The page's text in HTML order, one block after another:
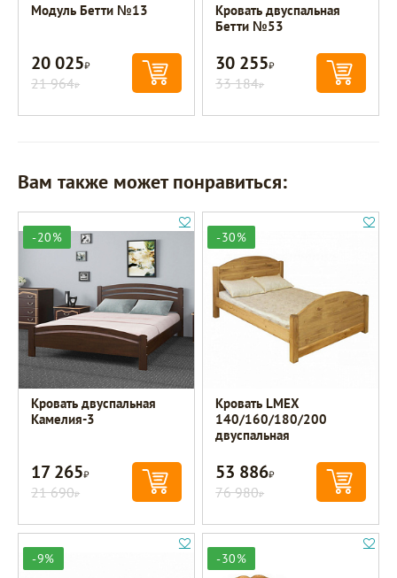
Модуль Бетти №13
20 025Р
21 964Р
Кровать двуспальная
Бетти №53
30 255Р
33 184Р
Вам также может понравиться:
-20%
Кровать двуспальная
Камелия-3
17 265Р
21 690Р
-30%
Кровать LMEX
140/160/180/200
двуспальная
53 886Р
76 980Р
-9% -30%